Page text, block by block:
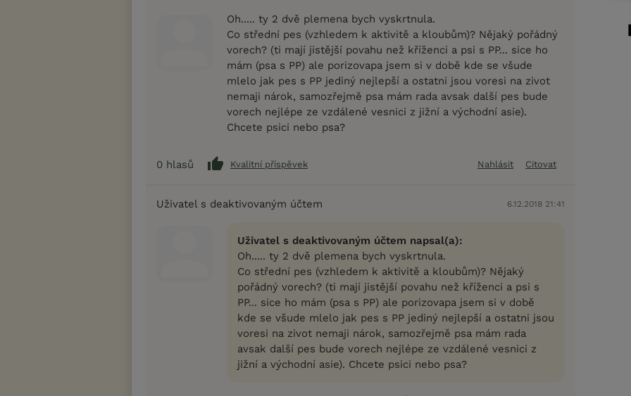
Oh..... ty 2 dvě plemena bych vyskrtnula.
Co střední pes (vzhledem k aktivitě a kloubům)? Nějaký pořádný
vorech? (ti mají jistější povahu než kříženci a psi s PP... sice ho
mám (psa s PP) ale porizovapa jsem si v době kde se všude
mlelo jak pes s PP jediný nejlepší a ostatni jsou voresi na zivot
nemaji nárok, samozřejmě psa mám rada avsak další pes bude
vorech nejlépe ze vzdálené vesnici z jižní a východní asie).
Chcete psici nebo psa?
0 hlasů Kvalitní příspěvek Nahlásit Citovat
Uživatel s deaktivovaným účtem 6.12.2018 21:41
Uživatel s deaktivovaným účtem napsal(a):
Oh..... ty 2 dvě plemena bych vyskrtnula.
Co střední pes (vzhledem k aktivitě a kloubům)? Nějaký
pořádný vorech? (ti mají jistější povahu než kříženci a psi s
PP... sice ho mám (psa s PP) ale porizovapa jsem si v době
kde se všude mlelo jak pes s PP jediný nejlepší a ostatni jsou
voresi na zivot nemaji nárok, samozřejmě psa mám rada
avsak další pes bude vorech nejlépe ze vzdálené vesnici z
jižní a východní asie). Chcete psici nebo psa?